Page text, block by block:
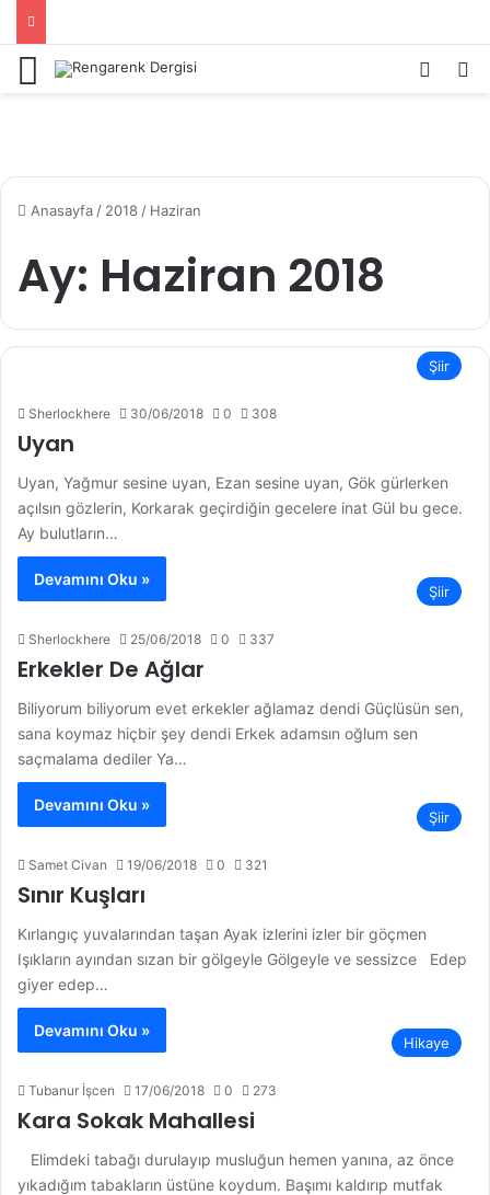
Menü Kayıt
Anasayfa / 2018 / Haziran
Ay: Haziran 2018
Şiir
Sherlockhere 30/06/2018 0 308
Uyan
Uyan, Yağmur sesine uyan, Ezan sesine uyan, Gök gürlerken
açılsın gözlerin, Korkarak geçirdiğin gecelere inat Gül bu gece.
Ay bulutların…
Devamını Oku »
Şiir
Sherlockhere 25/06/2018 0 337
Erkekler De Ağlar
Biliyorum biliyorum evet erkekler ağlamaz dendi Güçlüsün sen,
sana koymaz hiçbir şey dendi Erkek adamsın oğlum sen
saçmalama dediler Ya…
Devamını Oku »
Şiir
Samet Civan 19/06/2018 0 321
Sınır Kuşları
Kırlangıç yuvalarından taşan Ayak izlerini izler bir göçmen
Işıkların ayından sızan bir gölgeyle Gölgeyle ve sessizce Edep
giyer edep…
Devamını Oku »
Hikaye
Tubanur İşcen 17/06/2018 0 273
Kara Sokak Mahallesi
Elimdeki tabağı durulayıp musluğun hemen yanına, az önce
yıkadığım tabakların üstüne koydum. Başımı kaldırıp mutfak